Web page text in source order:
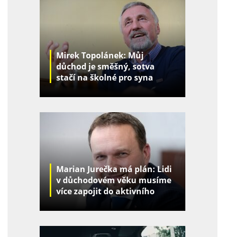
Mirek Topolánek: Můj
důchod je směšný, sotva
stačí na školné pro syna
Marian Jurečka má plán: Lidi
v důchodovém věku musíme
více zapojit do aktivního